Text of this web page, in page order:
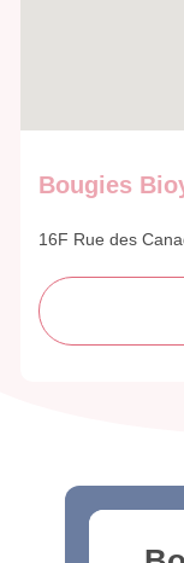
Bougies
16F Rue des